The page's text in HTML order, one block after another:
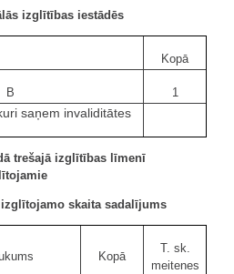
izglītības iestādēs
Kopā
B 1
saņem invaliditātes
trešajā izglītības līmenī
skaita sadalījums
Kopā
T. sk.
meitenes